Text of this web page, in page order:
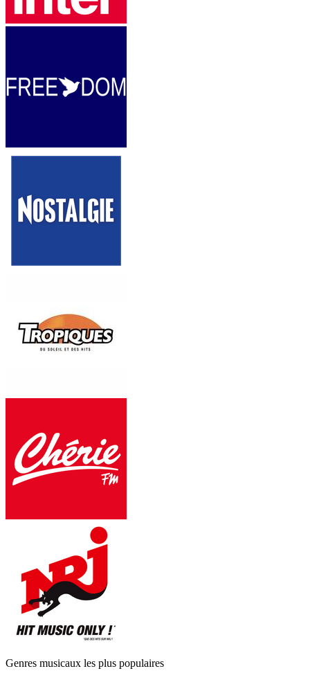
Genres musicaux les plus populaires